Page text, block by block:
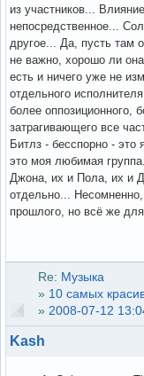
из участников...
непосредственное...
другое... Да, пусть там
не важно, хорошо ли
есть и ничего уже не
отдельного
более оппозиционного,
затрагивающего все
Битлз - бесспорно - это
это моя любимая
Джона, их и Пола, их и
отдельно...
прошлого, но всё же
Re: Музыка
» 10 самых
» 2008-07-12
Kash